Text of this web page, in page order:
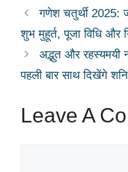
गणेश चतुर्थी 2025:
शुभ मुहूर्त, पूजा विधि और
अद्भुत और रहस्यमयी
पहली बार साथ दिखेंगे
Leave A